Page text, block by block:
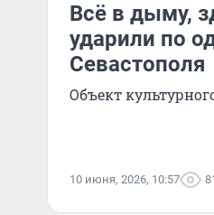
Всё в дыму,
ударили по
Севастополя
Объект
10 июня, 2026, 10:57